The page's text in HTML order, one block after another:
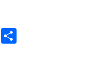
Pa
rt